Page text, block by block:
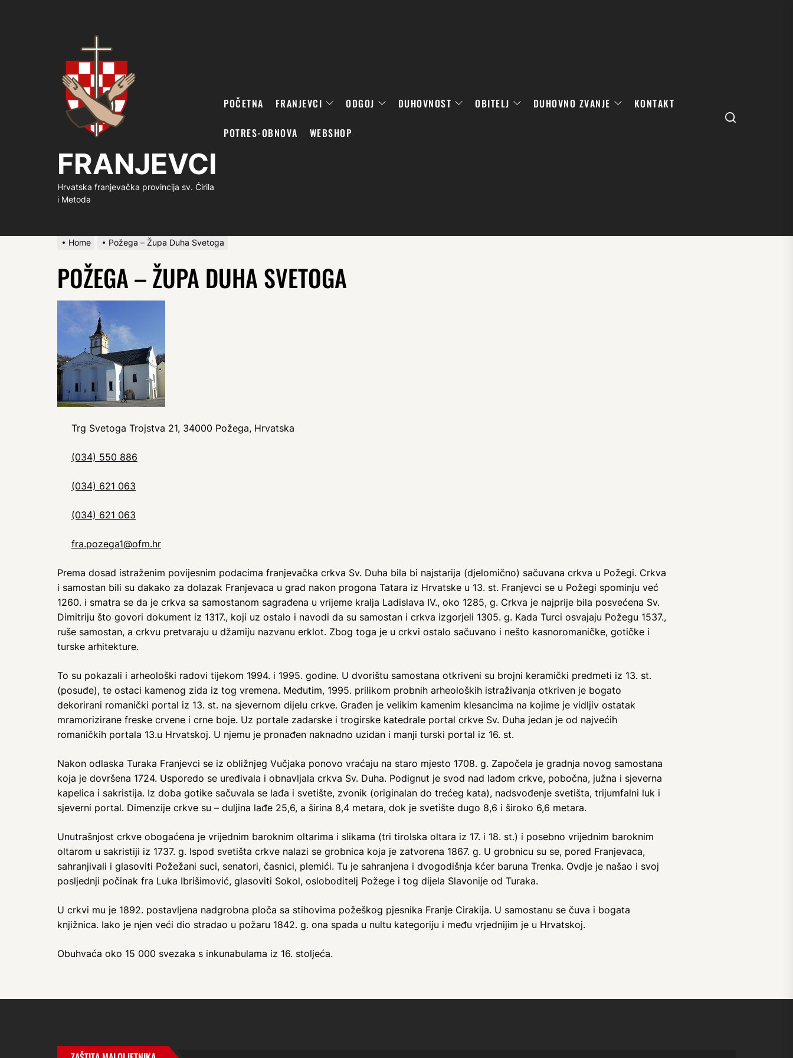
FRANJEVCI
Hrvatska franjevačka provincija sv. Ćirila
i Metoda
POČETNA FRANJEVCI ODGOJ DUHOVNOST OBITELJ DUHOVNO ZVANJE KONTAKT
POTRES-OBNOVA WEBSHOP
Search
Home Požega – Župa Duha Svetoga
POŽEGA – ŽUPA DUHA SVETOGA
Trg Svetoga Trojstva 21, 34000 Požega, Hrvatska
(034) 550 886
(034) 621 063
(034) 621 063
fra.pozega1@ofm.hr
Prema dosad istraženim povijesnim podacima franjevačka crkva Sv. Duha bila bi najstarija (djelomično) sačuvana crkva u Požegi. Crkva
i samostan bili su dakako za dolazak Franjevaca u grad nakon progona Tatara iz Hrvatske u 13. st. Franjevci se u Požegi spominju već
1260. i smatra se da je crkva sa samostanom sagrađena u vrijeme kralja Ladislava IV., oko 1285, g. Crkva je najprije bila posvećena Sv.
Dimitriju što govori dokument iz 1317., koji uz ostalo i navodi da su samostan i crkva izgorjeli 1305. g. Kada Turci osvajaju Požegu 1537.,
ruše samostan, a crkvu pretvaraju u džamiju nazvanu erklot. Zbog toga je u crkvi ostalo sačuvano i nešto kasnoromaničke, gotičke i
turske arhitekture.
To su pokazali i arheološki radovi tijekom 1994. i 1995. godine. U dvorištu samostana otkriveni su brojni keramički predmeti iz 13. st.
(posuđe), te ostaci kamenog zida iz tog vremena. Međutim, 1995. prilikom probnih arheoloških istraživanja otkriven je bogato
dekorirani romanički portal iz 13. st. na sjevernom dijelu crkve. Građen je velikim kamenim klesancima na kojime je vidljiv ostatak
mramorizirane freske crvene i crne boje. Uz portale zadarske i trogirske katedrale portal crkve Sv. Duha jedan je od najvećih
romaničkih portala 13.u Hrvatskoj. U njemu je pronađen naknadno uzidan i manji turski portal iz 16. st.
Nakon odlaska Turaka Franjevci se iz obližnjeg Vučjaka ponovo vraćaju na staro mjesto 1708. g. Započela je gradnja novog samostana
koja je dovršena 1724. Usporedo se uređivala i obnavljala crkva Sv. Duha. Podignut je svod nad lađom crkve, pobočna, južna i sjeverna
kapelica i sakristija. Iz doba gotike sačuvala se lađa i svetište, zvonik (originalan do trećeg kata), nadsvođenje svetišta, trijumfalni luk i
sjeverni portal. Dimenzije crkve su – duljina lađe 25,6, a širina 8,4 metara, dok je svetište dugo 8,6 i široko 6,6 metara.
Unutrašnjost crkve obogaćena je vrijednim baroknim oltarima i slikama (tri tirolska oltara iz 17. i 18. st.) i posebno vrijednim baroknim
oltarom u sakristiji iz 1737. g. Ispod svetišta crkve nalazi se grobnica koja je zatvorena 1867. g. U grobnicu su se, pored Franjevaca,
sahranjivali i glasoviti Požežani suci, senatori, časnici, plemići. Tu je sahranjena i dvogodišnja kćer baruna Trenka. Ovdje je našao i svoj
posljednji počinak fra Luka Ibrišimović, glasoviti Sokol, osloboditelj Požege i tog dijela Slavonije od Turaka.
U crkvi mu je 1892. postavljena nadgrobna ploča sa stihovima požeškog pjesnika Franje Cirakija. U samostanu se čuva i bogata
knjižnica. Iako je njen veći dio stradao u požaru 1842. g. ona spada u nultu kategoriju i među vrjednijim je u Hrvatskoj.
Obuhvaća oko 15 000 svezaka s inkunabulama iz 16. stoljeća.